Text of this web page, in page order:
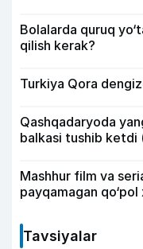
Bolalarda quruq
qilish kerak?
Turkiya Qora
Qashqadaryoda
balkasi tushib ketdi
Mashhur film va
payqamagan
Tavsiyalar